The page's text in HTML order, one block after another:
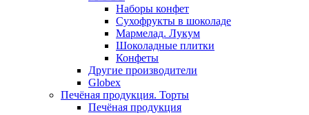
Наборы конфет
Сухофрукты в шоколаде
Мармелад. Лукум
Шоколадные плитки
Конфеты
Другие производители
Globex
Печёная продукция. Торты
Печёная продукция